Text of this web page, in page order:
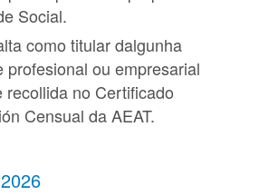
Social.
como titular dalgunha
profesional ou empresarial
recollida no Certificado
Censual da AEAT.